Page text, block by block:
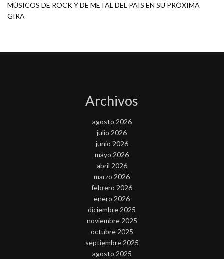
MÚSICOS DE ROCK Y DE METAL DEL PAÍS EN SU PRÓXIMA
GIRA
Archivos
agosto 2026
julio 2026
junio 2026
mayo 2026
abril 2026
marzo 2026
febrero 2026
enero 2026
diciembre 2025
noviembre 2025
octubre 2025
septiembre 2025
agosto 2025